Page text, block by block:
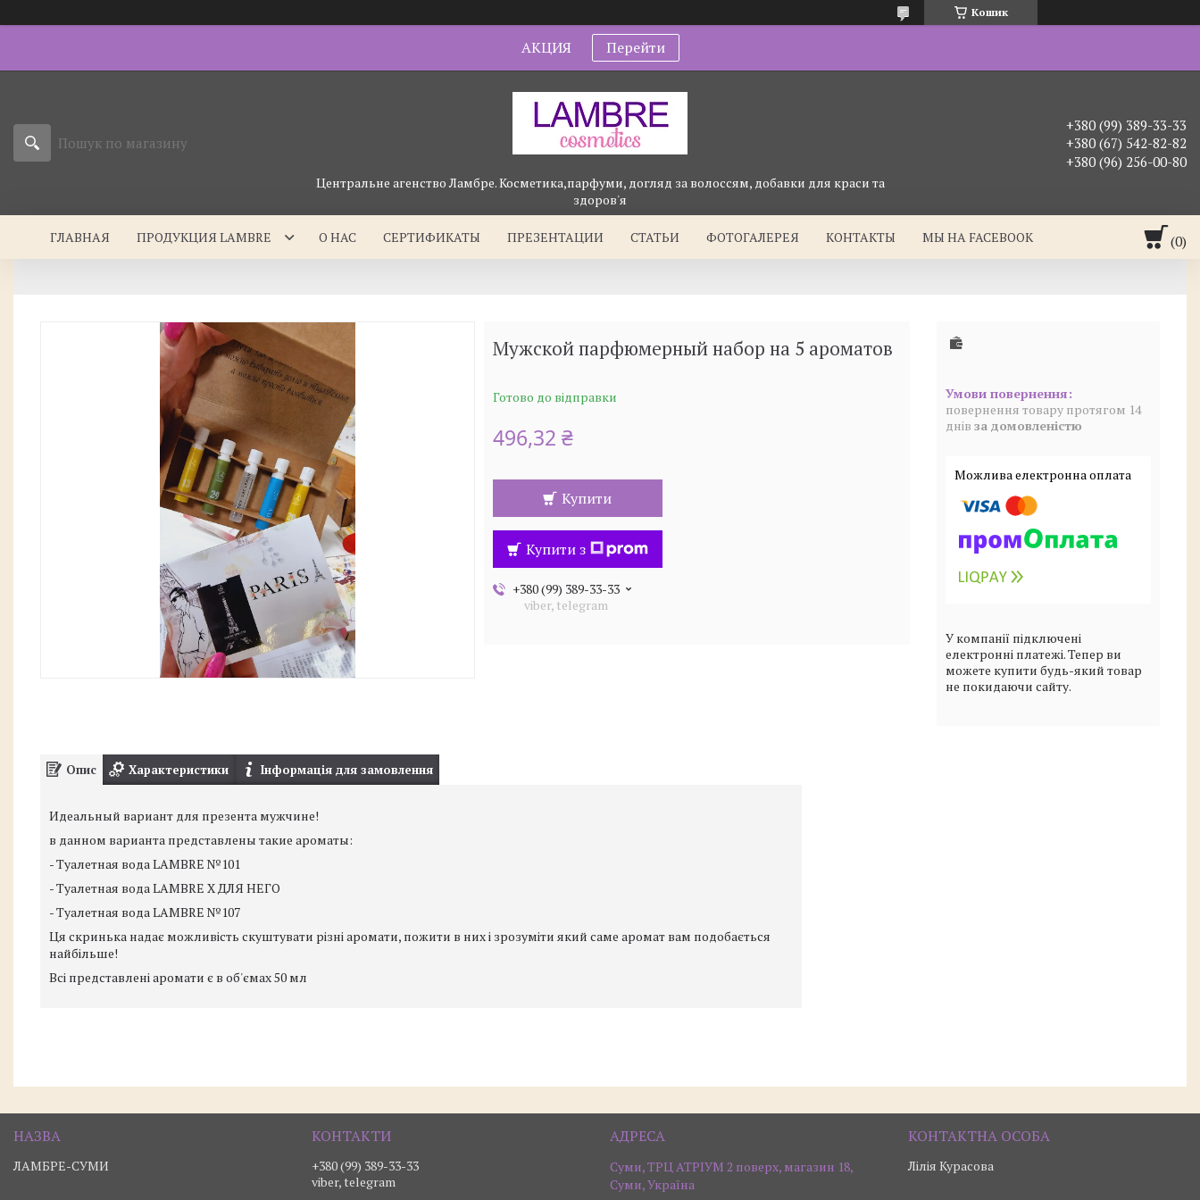
Кошик
АКЦИЯ Перейти
Центральне агенство Ламбре. Косметика,парфуми, догляд за волоссям, добавки для краси та
здоров'я
+380 (99) 389-33-33
+380 (67) 542-82-82
+380 (96) 256-00-80
ГЛАВНАЯ ПРОДУКЦИЯ LAMBRE О НАС СЕРТИФИКАТЫ ПРЕЗЕНТАЦИИ СТАТЬИ ФОТОГАЛЕРЕЯ КОНТАКТЫ МЫ НА FACEBOOK
Мужской парфюмерный набор на 5 ароматов
Готово до відправки
496,32 ₴
Купити
Купити з
+380 (99) 389-33-33
viber, telegram
повернення товару протягом 14
днів за домовленістю
У компанії підключені
електронні платежі. Тепер ви
можете купити будь-який товар
не покидаючи сайту.
Опис Характеристики Інформація для замовлення
Идеальный вариант для презента мужчине!
в данном варианта представлены такие ароматы:
- Туалетная вода LAMBRE №101
- Туалетная вода LAMBRE X ДЛЯ НЕГО
- Туалетная вода LAMBRE №107
Ця скринька надає можливість скуштувати різні аромати, пожити в них і зрозуміти який саме аромат вам подобається
найбільше!
Всі представлені аромати є в об'ємах 50 мл
ЛАМБРЕ-СУМИ
+380 (99) 389-33-33
viber, telegram
Суми, ТРЦ АТРІУМ 2 поверх, магазин 18,
Суми, Україна
Лілія Курасова